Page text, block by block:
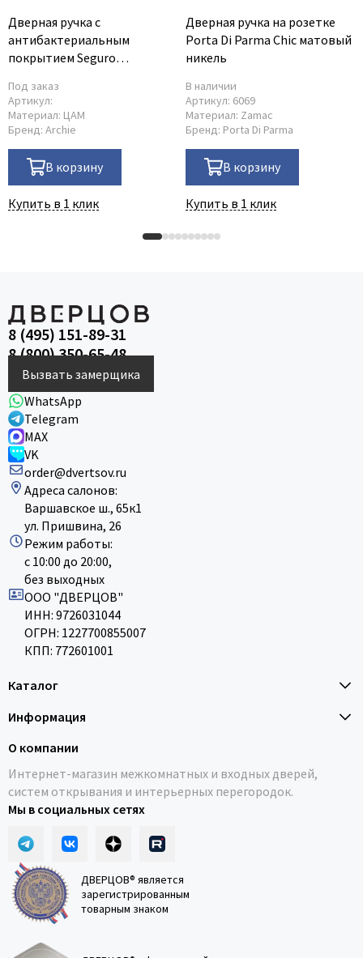
Дверная ручка с
антибактериальным
покрытием Seguro
Под заказ
Артикул:
Материал: ЦАМ
Бренд: Archie
В корзину
Купить в 1 клик
Дверная ручка на розетке
Porta Di Parma Chic матовый
никель
В наличии
Артикул: 6069
Материал: Zamac
Бренд: Porta Di Parma
В корзину
Купить в 1 клик
8 (495) 151-89-31
8 (800) 350-65-48
Вызвать замерщика
WhatsApp
Telegram
MAX
VK
order@dvertsov.ru
Адреса салонов:
Варшавское ш., 65к1
ул. Пришвина, 26
Режим работы:
с 10:00 до 20:00,
без выходных
ООО "ДВЕРЦОВ"
ИНН: 9726031044
ОГРН: 1227700855007
КПП: 772601001
Каталог
Информация
О компании
Интернет-магазин межкомнатных и входных дверей,
систем открывания и интерьерных перегородок.
Мы в социальных сетях
ДВЕРЦОВ® является
зарегистрированным
товарным знаком